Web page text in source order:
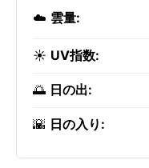
☁️ 雲量:
☀️ UV指数:
🌅 日の出:
🌇 日の入り: